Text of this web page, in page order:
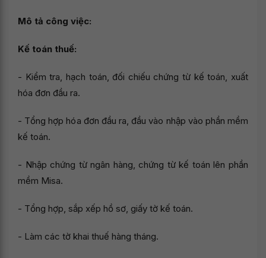
Mô tả công việc:
Kế toán thuế:
- Kiểm tra, hạch toán, đối chiếu chứng từ kế toán, xuất
hóa đơn đầu ra.
- Tổng hợp hóa đơn đầu ra, đầu vào nhập vào phần mềm
kế toán.
- Nhập chứng từ ngân hàng, chứng từ kế toán lên phần
mềm Misa.
- Tổng hợp, sắp xếp hồ sơ, giấy tờ kế toán.
- Làm các tờ khai thuế hàng tháng.